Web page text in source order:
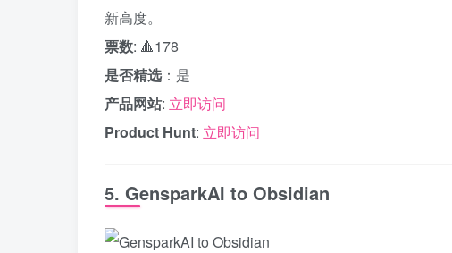
新高度。
票数: 🔺178
是否精选：是
产品网站: 立即访问
Product Hunt: 立即访问
5. GensparkAI to Obsidian